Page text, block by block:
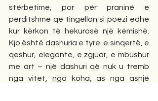
stërbetime, por për praninë e
përditshme që tingëllon si poezi edhe
kur kërkon të hekurosë një këmishë.
Kjo është dashuria e tyre: e sinqertë, e
qeshur, elegante, e zgjuar, e mbushur
me art – një dashuri që nuk u tremb
nga vitet, nga koha, as nga asnjë